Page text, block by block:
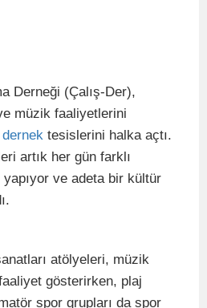
Derneği (Çalış-Der),
müzik faaliyetlerini
dernek tesislerini halka açtı.
artık her gün farklı
ve adeta bir kültür
atölyeleri, müzik
gösterirken, plaj
spor grupları da spor